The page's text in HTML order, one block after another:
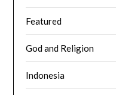
Featured
God and Religion
Indonesia